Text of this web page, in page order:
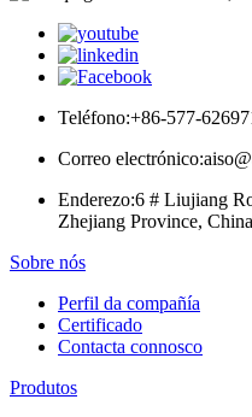
Teléfono:+86-577-
Correo electrónico:
Enderezo:6 # Liujiang
Zhejiang Province, China
Sobre nós
Perfil da compañía
Certificado
Contacta connosco
Produtos